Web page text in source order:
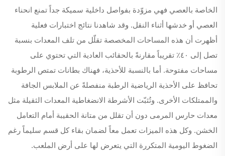
الخاصة بالعصي فهي مزوّدة بفواصل داخلية سميكة جداً تمنع انحناء
العصي أو خدشها أثناء النقل. وقد شاهدنا نتائج اختبارات فعلية
أظهرت أن هذه المساحات المخصصة تقلّل من تلف المعدات بنسبة
تصل إلى ٤٠٪ تقريباً مقارنةً بالحقائب العادية التي تحتوي على
مساحات مفتوحة. أما بالنسبة للأحذية، فهناك بطانات تمتص الرطوبة
تحافظ على الأحذية الرياضية الرطبة منفصلةً عن الملابس الجافة
والممتلكات الأخرى. وتُثبّت الأشرطة الانضغاطية المعدات الثقيلة مثل
معدات حارس المرمى دون أن تقلل من متانة الحقيبة أمام التعامل
الخشن. وكل هذه الميزات تعمل معاً لضمان بقاء كل قسم سليماً رغم
الضغوط اليومية المتكررة التي يتعرض لها على أرض الملعب.